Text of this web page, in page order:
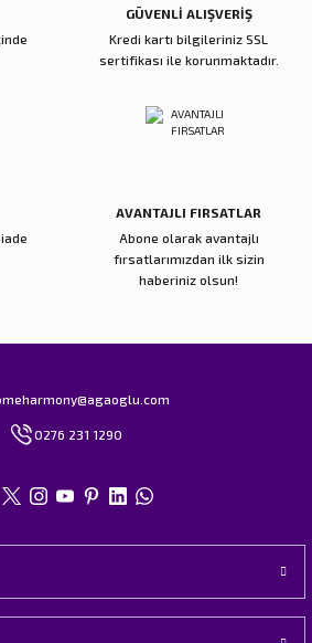
GÜVENLİ ALIŞVERİŞ
Kredi kartı bilgileriniz SSL
sertifikası ile korunmaktadır.
AVANTAJLI FIRSATLAR
Abone olarak avantajlı
fırsatlarımızdan ilk sizin
haberiniz olsun!
0276 231 1290